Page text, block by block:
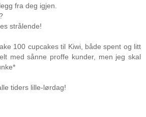
fra deg igjen.
strålende!
100 cupcakes til Kiwi, både spent og litt
med sånne proffe kunder, men jeg skal
tiders lille-lørdag!